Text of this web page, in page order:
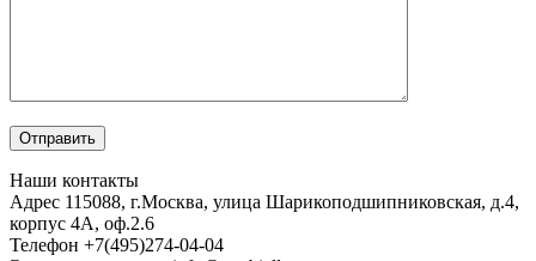
Наши контакты
Адрес 115088, г.Москва, улица Шарикоподшипниковская, д.4,
корпус 4А, оф.2.6
Телефон +7(495)274-04-04